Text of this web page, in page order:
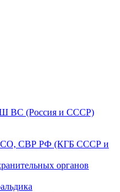
ВС (Россия и СССР)
СВР РФ (КГБ СССР и
органов